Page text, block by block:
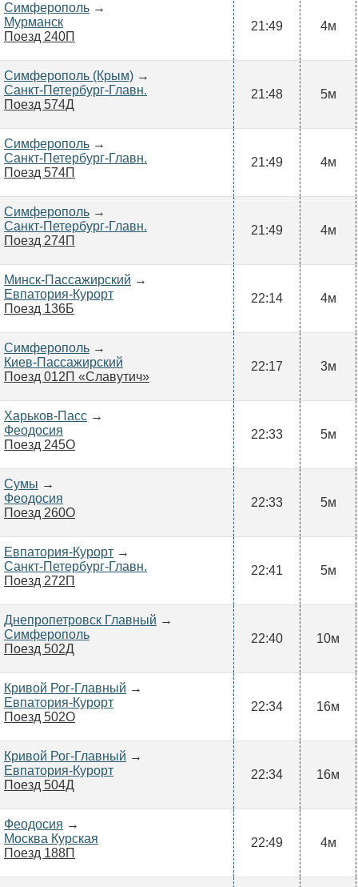
Симферополь →
Мурманск
Поезд 240П
21:49 4м
Симферополь (Крым) →
Санкт-Петербург-Главн.
Поезд 574Д
21:48 5м
Симферополь →
Санкт-Петербург-Главн.
Поезд 574П
21:49 4м
Симферополь →
Санкт-Петербург-Главн.
Поезд 274П
21:49 4м
Минск-Пассажирский →
Евпатория-Курорт
Поезд 136Б
22:14 4м
Симферополь →
Киев-Пассажирский
Поезд 012П «Славутич»
22:17 3м
Харьков-Пасс →
Феодосия
Поезд 245О
22:33 5м
Сумы →
Феодосия
Поезд 260О
22:33 5м
Евпатория-Курорт →
Санкт-Петербург-Главн.
Поезд 272П
22:41 5м
Днепропетровск Главный →
Симферополь
Поезд 502Д
22:40 10м
Кривой Рог-Главный →
Евпатория-Курорт
Поезд 502О
22:34 16м
Кривой Рог-Главный →
Евпатория-Курорт
Поезд 504Д
22:34 16м
Феодосия →
Москва Курская
Поезд 188П
22:49 4м